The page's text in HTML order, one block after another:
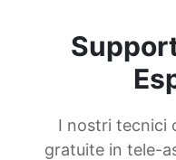
I nostri tecnici
gratuite in tele-